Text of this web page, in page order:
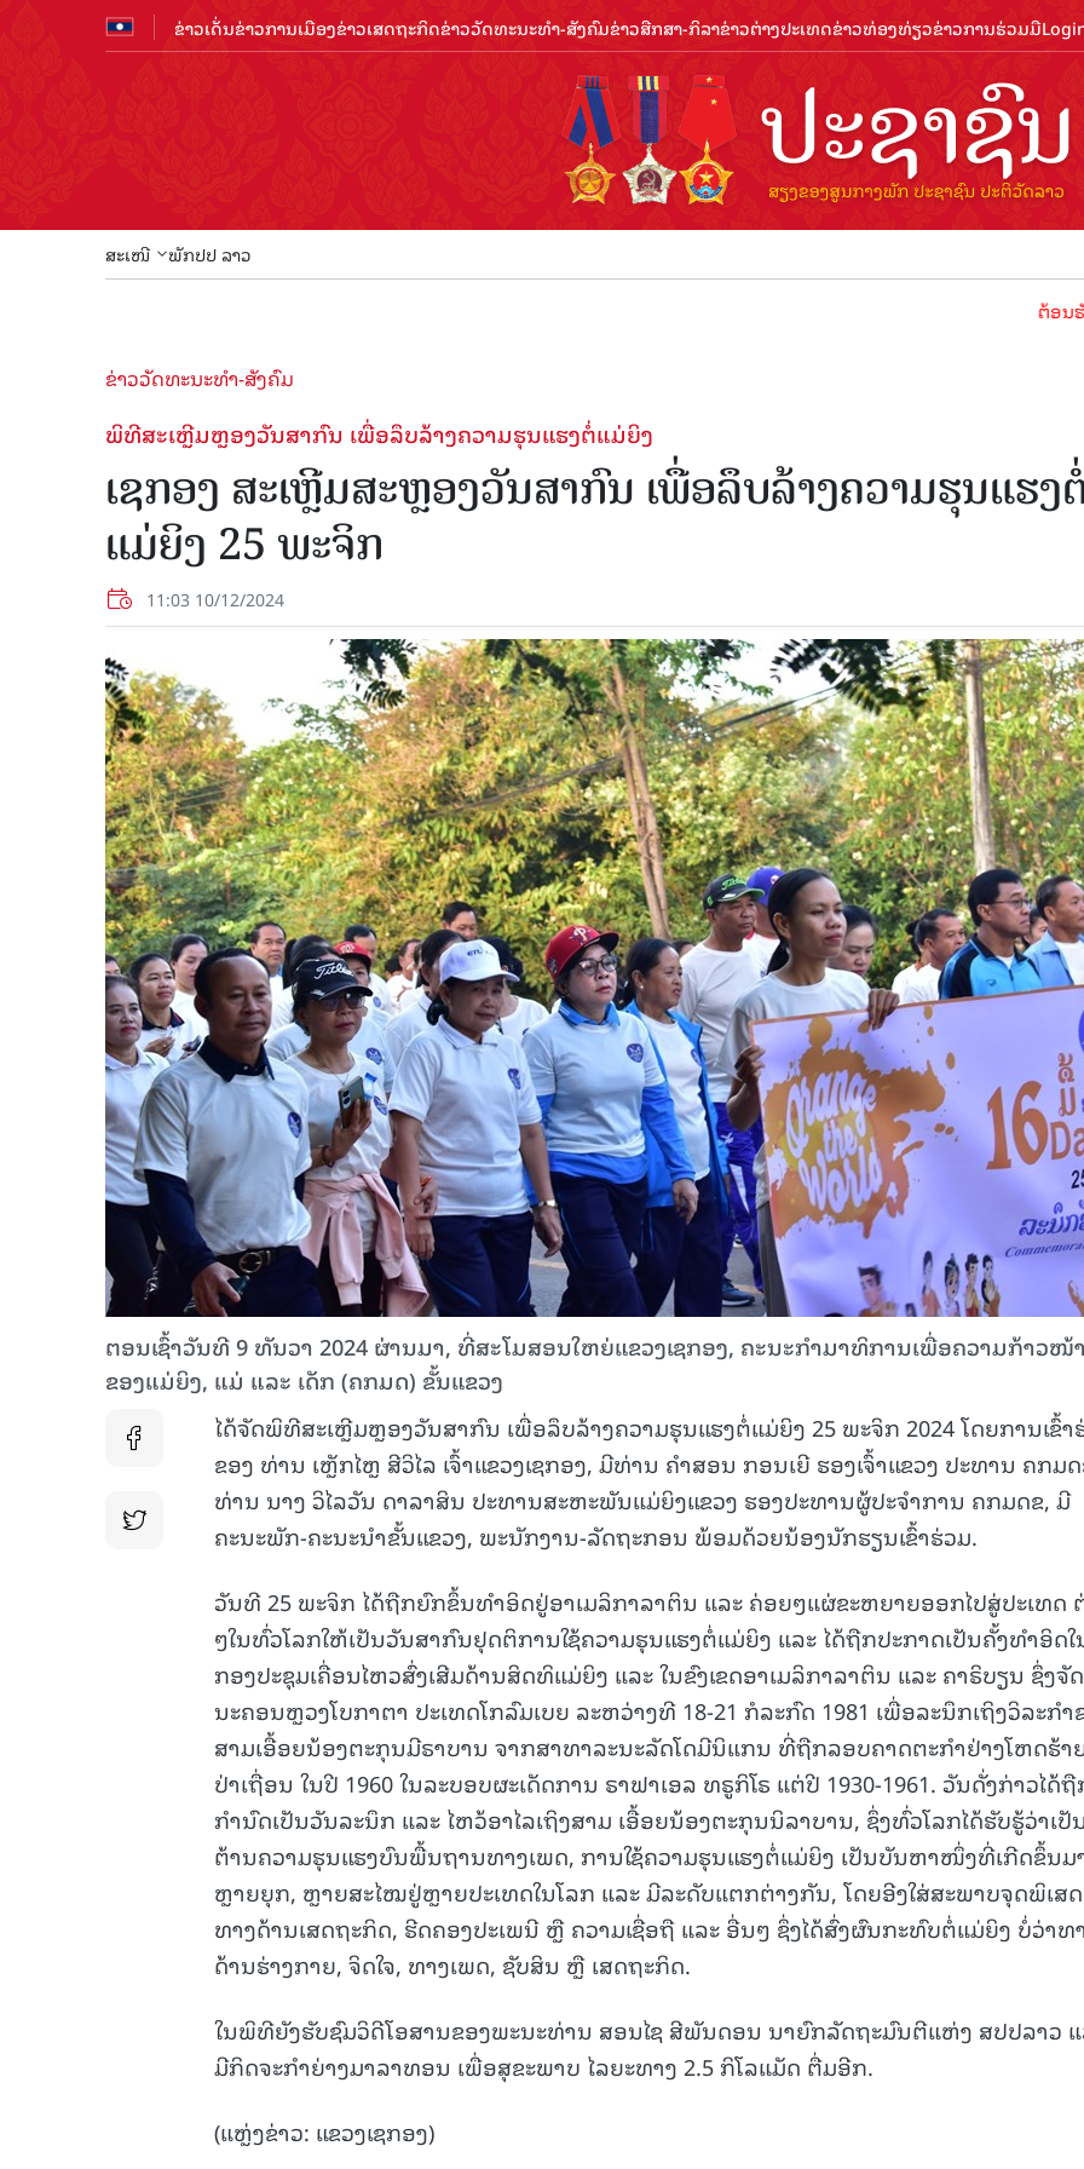
ຂ່າວເດັ່ນຂ່າວການເມືອງຂ່າວເສດຖະກິດຂ່າວວັດທະນະທຳ-ສັງຄົມຂ່າວສືກສາ-ກິລາຂ່າວຕ່າງປະເທດຂ່າວທ່ອງທ່ຽວຂ່າວການຮ່ວມມື
ສະເໜີ ພັກປປ ລາວ
ຕ້ອນຮັບປີທ່ອ
ຂ່າວວັດທະນະທຳ-ສັງຄົມ
ພິທີສະເຫຼີມຫຼອງວັນສາກົນ ເພື່ອລຶບລ້າງຄວາມຮຸນແຮງຕໍ່ແມ່ຍິງ
ເຊກອງ ສະເຫຼີມສະຫຼອງວັນສາກົນ ເພື່ອລຶບລ້າງຄວາມຮຸນແຮງ
ແມ່ຍິງ 25 ພະຈິກ
11:03 10/12/2024
ຕອນເຊົ້າວັນທີ 9 ທັນວາ 2024 ຜ່ານມາ, ທີ່ສະໂມສອນໃຫຍ່ແຂວງເຊກອງ, ຄະນະກຳມາທິການເພື່ອຄວາມກ້າວໜ້
ຂອງແມ່ຍິງ, ແມ່ ແລະ ເດັກ (ຄກມດ) ຂັ້ນແຂວງ
ໄດ້ຈັດພິທີສະເຫຼີມຫຼອງວັນສາກົນ ເພື່ອລຶບລ້າງຄວາມຮຸນແຮງຕໍ່ແມ່ຍິງ 25 ພະຈິກ 2024 ໂດຍການເຂົ້າ
ຂອງ ທ່ານ ເຫຼັກໄຫຼ ສີວິໄລ ເຈົ້າແຂວງເຊກອງ, ມີທ່ານ ຄຳສອນ ກອນເຍີ ຮອງເຈົ້າແຂວງ ປະທານ ຄກມ
ທ່ານ ນາງ ວິໄລວັນ ດາລາສິນ ປະທານສະຫະພັນແມ່ຍິງແຂວງ ຮອງປະທານຜູ້ປະຈຳການ ຄກມດຂ, ມີ
ຄະນະພັກ-ຄະນະນຳຂັ້ນແຂວງ, ພະນັກງານ-ລັດຖະກອນ ພ້ອມດ້ວຍນ້ອງນັກຮຽນເຂົ້າຮ່ວມ.
ວັນທີ 25 ພະຈິກ ໄດ້ຖືກຍົກຂຶ້ນທໍາອິດຢູ່ອາເມລິກາລາຕິນ ແລະ ຄ່ອຍໆແຜ່ຂະຫຍາຍອອກໄປສູ່ປະເທດ
ໆໃນທົ່ວໂລກໃຫ້ເປັນວັນສາກົນຢຸດຕິການໃຊ້ຄວາມຮຸນແຮງຕໍ່ແມ່ຍິງ ແລະ ໄດ້ຖືກປະກາດເປັນຄັ້ງທໍາອິດໃ
ກອງປະຊຸມເຄື່ອນໄຫວສົ່ງເສີມດ້ານສິດທິແມ່ຍິງ ແລະ ໃນຂົງເຂດອາເມລິກາລາຕິນ ແລະ ຄາຣິບຽນ ຊຶ່ງຈັ
ນະຄອນຫຼວງໂບກາຕາ ປະເທດໂກລົມເບຍ ລະຫວ່າງທີ 18-21 ກໍລະກົດ 1981 ເພື່ອລະນຶກເຖິງວິລະກໍາ
ສາມເອື້ອຍນ້ອງຕະກຸນມີຣາບານ ຈາກສາທາລະນະລັດໂດມີນິແກນ ທີ່ຖືກລອບຄາດຕະກຳຢ່າງໂຫດຮ້າ
ປ່າເຖື່ອນ ໃນປີ 1960 ໃນລະບອບຜະເດັດການ ຣາຟາເອລ ທຣູກິໂຣ ແຕ່ປີ 1930-1961. ວັນດັ່ງກ່າວໄດ້
ກຳນົດເປັນວັນລະນຶກ ແລະ ໄຫວ້ອາໄລເຖິງສາມ ເອື້ອຍນ້ອງຕະກຸນນິລາບານ, ຊຶ່ງທົ່ວໂລກໄດ້ຮັບຮູ້ວ່າເປັ
ຕ້ານຄວາມຮຸນແຮງບົນພື້ນຖານທາງເພດ, ການໃຊ້ຄວາມຮຸນແຮງຕໍ່ແມ່ຍິງ ເປັນບັນຫາໜຶ່ງທີ່ເກີດຂຶ້ນມ
ຫຼາຍຍຸກ, ຫຼາຍສະໄໝຢູ່ຫຼາຍປະເທດໃນໂລກ ແລະ ມີລະດັບແຕກຕ່າງກັນ, ໂດຍອີງໃສ່ສະພາບຈຸດພິເສດ
ທາງດ້ານເສດຖະກິດ, ຮີດຄອງປະເພນີ ຫຼື ຄວາມເຊື່ອຖື ແລະ ອື່ນໆ ຊຶ່ງໄດ້ສົ່ງຜົນກະທົບຕໍ່ແມ່ຍິງ ບໍ່ວ່າທ
ດ້ານຮ່າງກາຍ, ຈິດໃຈ, ທາງເພດ, ຊັບສິນ ຫຼື ເສດຖະກິດ.
ໃນພິທີຍັງຮັບຊົມວິດີໂອສານຂອງພະນະທ່ານ ສອນໄຊ ສີພັນດອນ ນາຍົກລັດຖະມົນຕີແຫ່ງ ສປປລາວ
ມີກິດຈະກຳຍ່າງມາລາທອນ ເພື່ອສຸຂະພາບ ໄລຍະທາງ 2.5 ກິໂລແມັດ ຕື່ມອີກ.
(ແຫຼ່ງຂ່າວ: ແຂວງເຊກອງ)
15.040(07-08-